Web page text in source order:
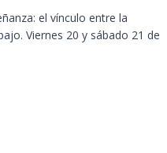
el vínculo entre la
Viernes 20 y sábado 21 de